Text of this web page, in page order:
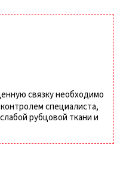
связку необходимо
специалиста,
рубцовой ткани и